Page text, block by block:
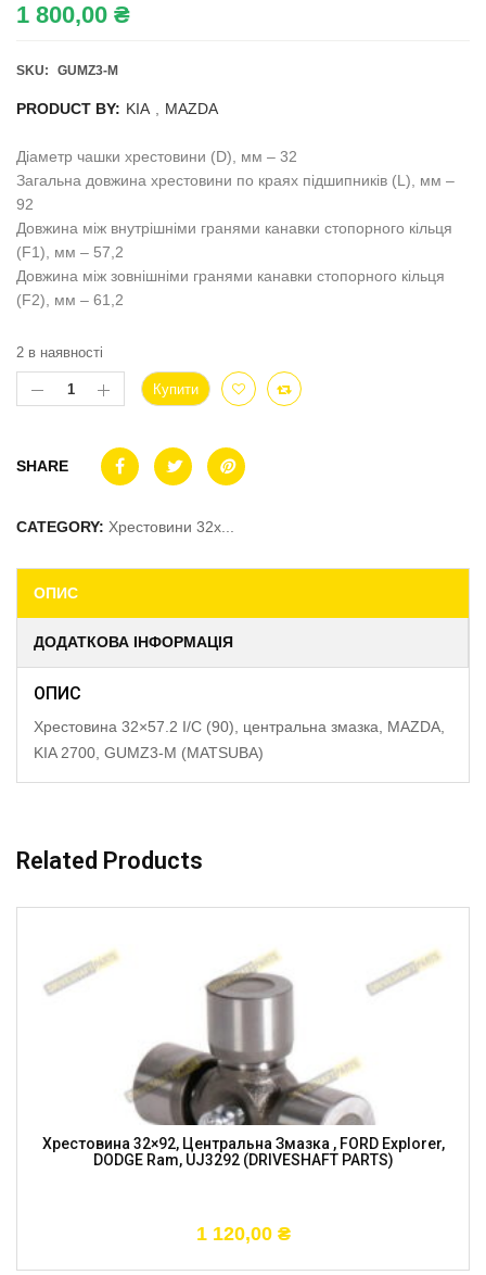
1 800,00 ₴
SKU: GUMZ3-M
PRODUCT BY: KIA MAZDA
Діаметр чашки хрестовини (D), мм – 32
Загальна довжина хрестовини по краях підшипників (L), мм –
92
Довжина між внутрішніми гранями канавки стопорного кільця
(F1), мм – 57,2
Довжина між зовнішніми гранями канавки стопорного кільця
(F2), мм – 61,2
2 в наявності
Купити
SHARE
CATEGORY: Хрестовини 32x...
ОПИС
ДОДАТКОВА ІНФОРМАЦІЯ
ОПИС
Хрестовина 32×57.2 I/C (90), центральна змазка, MAZDA,
KIA 2700, GUMZ3-M (MATSUBA)
Related Products
Хрестовина 32×92, Центральна Змазка , FORD Explorer,
DODGE Ram, UJ3292 (DRIVESHAFT PARTS)
1 120,00 ₴